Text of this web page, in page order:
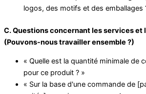
logos, des motifs et des emballages
C. Questions concernant les services et
(Pouvons-nous travailler ensemble ?)
« Quelle est la quantité minimale de
pour ce produit ? »
« Sur la base d'une commande de